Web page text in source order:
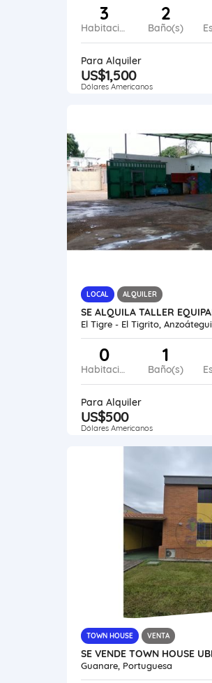
3
Habitaciones
2
Baño(s)
Para Alquiler
US$1,500
Dólares Americanos
LOCAL ALQUILER
El Tigre - El Tigrito, Anzoátegui
0
Habitaciones
1
Baño(s)
Para Alquiler
US$500
Dólares Americanos
TOWN HOUSE VENTA
Guanare, Portuguesa